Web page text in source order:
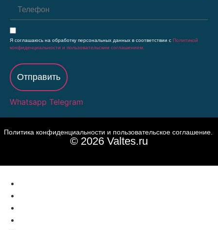
Я соглашаюсь на обработку персональных данных в соответствии с Политикой
конфиденциальности и пользовательским соглашением.
Отправить
Whatsapp Telegram
Политика конфиденциальности и пользовательское соглашение.
© 2026 Valtes.ru